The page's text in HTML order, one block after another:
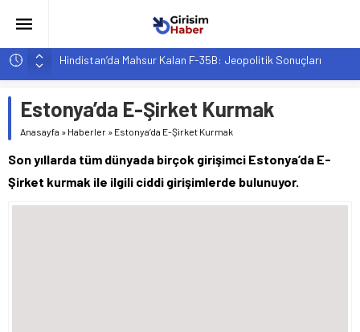
Hindistan’da Mahsur Kalan F-35B: Jeopolitik Sonuçları
Yapay Zeka Destekli Asistanlar: Elon Musk’tan Romantik Bir
Hamle mi?
Girişimcilik ve Yaşam Tarzı: Şehir Değişiminin Nedenleri ve
Etkileri
YZ ile Tüketici Girişimciliği: Yeni Sosyal Bağlantılar
Girişimciler İçin MYK Belgeli Personel İstihdamı Neden Artık
Bir Tercih Değil, Zorunluluk?
Estonya’da E-Şirket Kurmak
Anasayfa » Haberler » Estonya’da E-Şirket Kurmak
Son yıllarda tüm dünyada birçok girişimci Estonya’da E-
Şirket kurmak ile ilgili ciddi girişimlerde bulunuyor.